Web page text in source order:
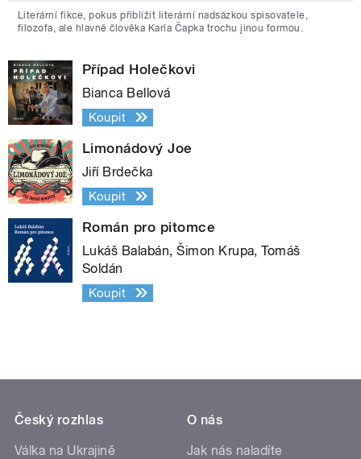
Literární fikce, pokus přiblížit literární nadsázkou spisovatele,
filozofa, ale hlavně člověka Karla Čapka trochu jinou formou.
Případ Holečkovi
Bianca Bellová
Koupit
Limonádový Joe
Jiří Brdečka
Koupit
Román pro pitomce
Lukáš Balabán, Šimon Krupa, Tomáš
Soldán
Koupit
Český rozhlas
Válka na Ukrajině
O nás
Jak nás naladíte